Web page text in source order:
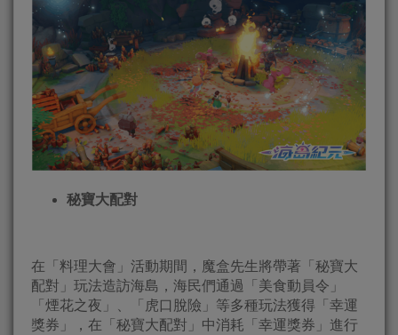
秘寶大配對
在「料理大會」活動期間，魔盒先生將帶著「秘寶大
配對」玩法造訪海島，海民們通過「美食動員令」
「煙花之夜」、「虎口脫險」等多種玩法獲得「幸運
獎券」，在「秘寶大配對」中消耗「幸運獎券」進行